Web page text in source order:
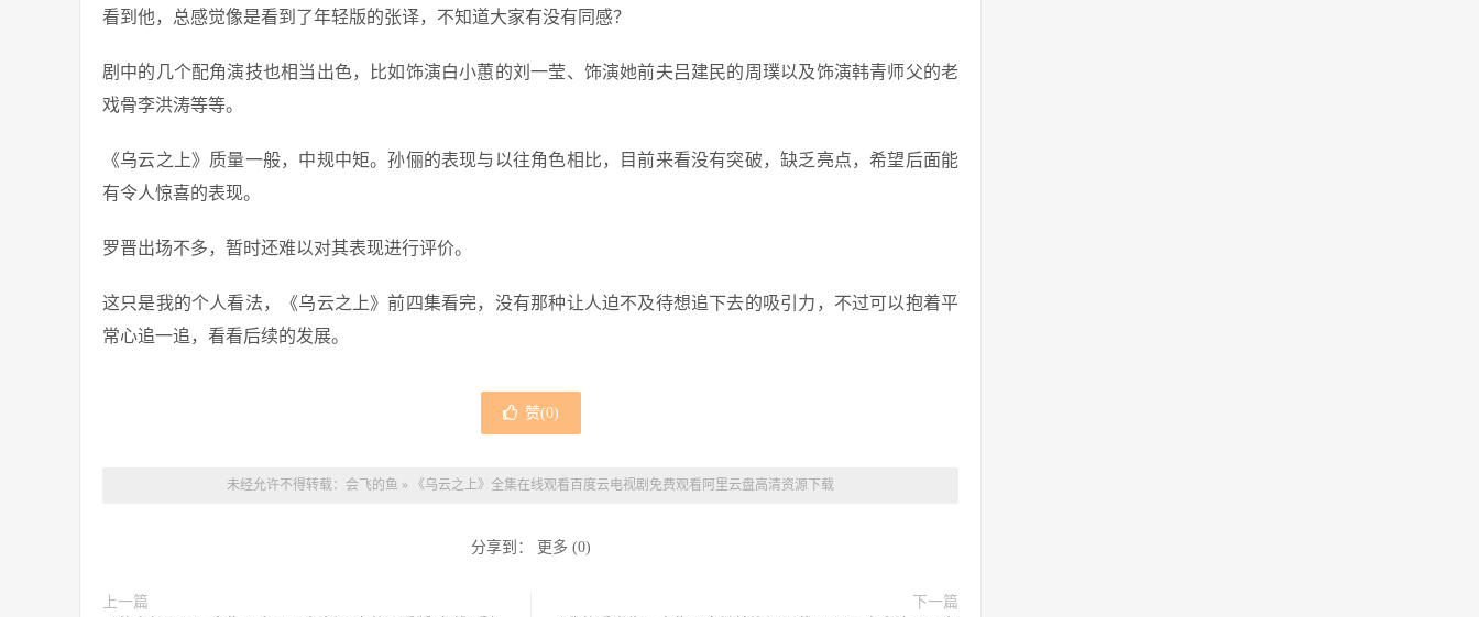
看到他，总感觉像是看到了年轻版的张译，不知道大家有没有同感？
剧中的几个配角演技也相当出色，比如饰演白小蕙的刘一莹、饰演她前夫吕建民的周璞以及饰演韩青师父的老
戏骨李洪涛等等。
《乌云之上》质量一般，中规中矩。孙俪的表现与以往角色相比，目前来看没有突破，缺乏亮点，希望后面能
有令人惊喜的表现。
罗晋出场不多，暂时还难以对其表现进行评价。
这只是我的个人看法，《乌云之上》前四集看完，没有那种让人迫不及待想追下去的吸引力，不过可以抱着平
常心追一追，看看后续的发展。
赞(0)
未经允许不得转载： 会飞的鱼 » 《乌云之上》全集在线观看百度云电视剧免费观看阿里云盘高清资源下载
分享到： 更多 (0)
上一篇
下一篇